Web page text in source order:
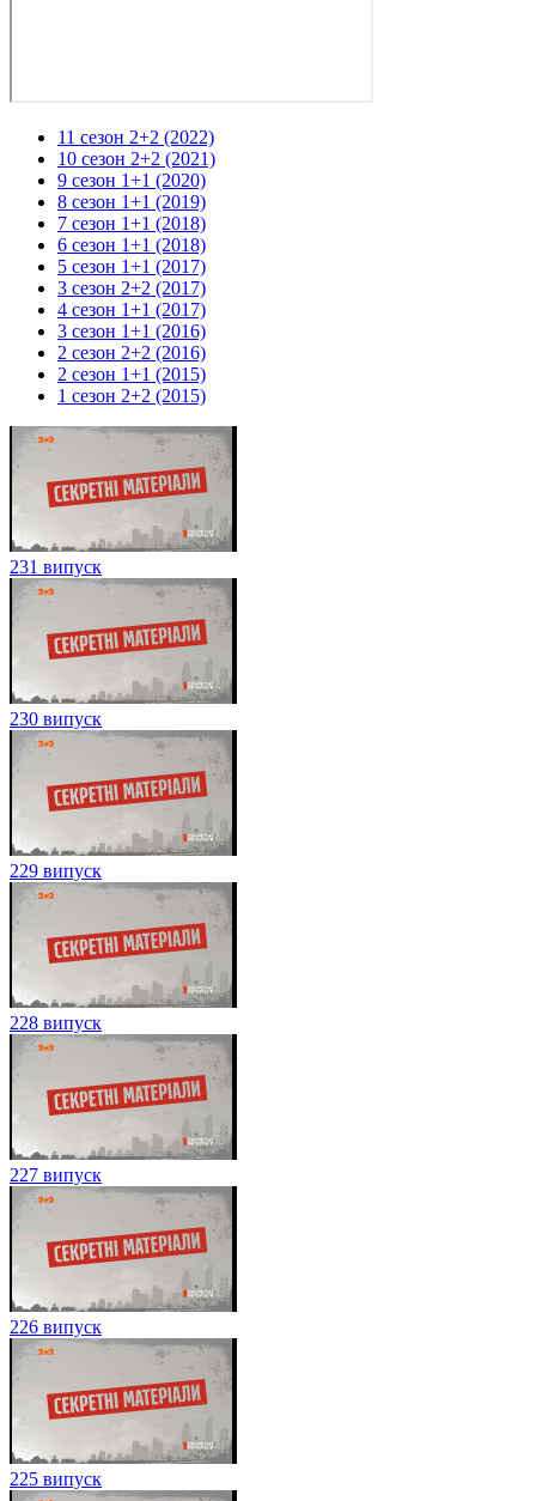
11 сезон 2+2 (2022)
10 сезон 2+2 (2021)
9 сезон 1+1 (2020)
8 сезон 1+1 (2019)
7 сезон 1+1 (2018)
6 сезон 1+1 (2018)
5 сезон 1+1 (2017)
3 сезон 2+2 (2017)
4 сезон 1+1 (2017)
3 сезон 1+1 (2016)
2 сезон 2+2 (2016)
2 сезон 1+1 (2015)
1 сезон 2+2 (2015)
231 випуск
230 випуск
229 випуск
228 випуск
227 випуск
226 випуск
225 випуск